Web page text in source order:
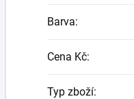
Barva:
Cena Kč:
Typ zboží: